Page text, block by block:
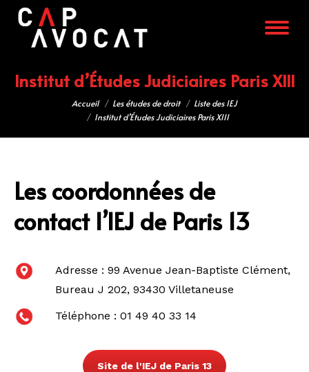
Institut d’Études Judiciaires Paris XIII
Vous êtes ici :Accueil Les études de droit
Liste des IEJ
Institut d’Études Judiciaires Paris XIII
Les coordonnées de
contact l’IEJ de Paris 13
Adresse : 99 Avenue Jean-Baptiste Clément,
Bureau J 202, 93430 Villetaneuse
Téléphone : 01 49 40 33 14
Site de l'IEJ de Paris 13